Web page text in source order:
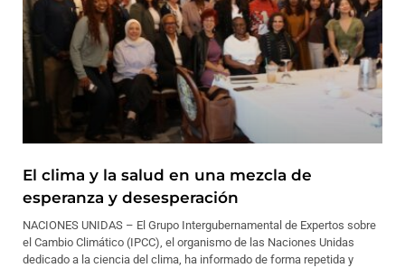
El clima y la salud en una mezcla de
esperanza y desesperación
NACIONES UNIDAS – El Grupo Intergubernamental de Expertos sobre
el Cambio Climático (IPCC), el organismo de las Naciones Unidas
dedicado a la ciencia del clima, ha informado de forma repetida y